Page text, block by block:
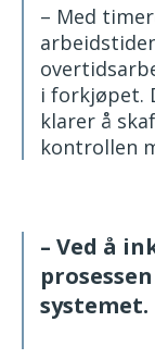
– Med
i forkjøpet.
klarer å
kontrollen
– Ved å
systemet.